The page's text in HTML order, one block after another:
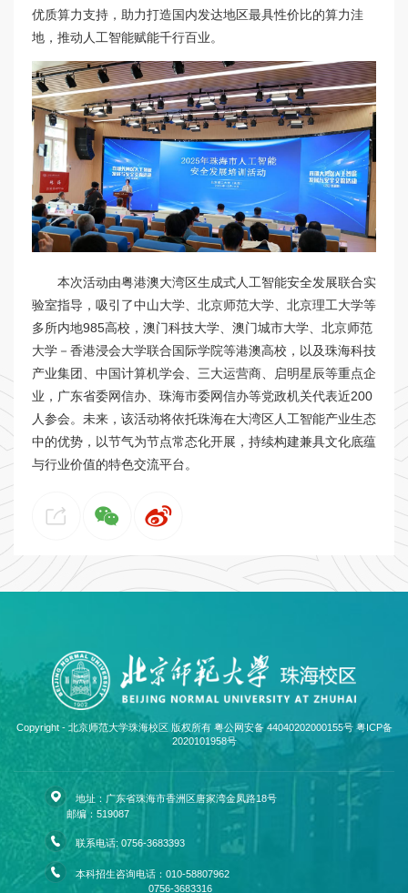
优质算力支持，助力打造国内发达地区最具性价比的算力洼
地，推动人工智能赋能千行百业。
本次活动由粤港澳大湾区生成式人工智能安全发展联合实
验室指导，吸引了中山大学、北京师范大学、北京理工大学等
多所内地985高校，澳门科技大学、澳门城市大学、北京师范
大学－香港浸会大学联合国际学院等港澳高校，以及珠海科技
产业集团、中国计算机学会、三大运营商、启明星辰等重点企
业，广东省委网信办、珠海市委网信办等党政机关代表近200
人参会。未来，该活动将依托珠海在大湾区人工智能产业生态
中的优势，以节气为节点常态化开展，持续构建兼具文化底蕴
与行业价值的特色交流平台。
Copyright - 北京师范大学珠海校区 版权所有 粤公网安备 44040202000155号 粤ICP备
2020101958号
地址：广东省珠海市香洲区唐家湾金凤路18号
邮编：519087
联系电话: 0756-3683393
本科招生咨询电话：010-58807962
0756-3683316